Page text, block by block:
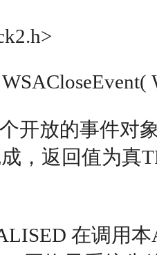
开放的事件对
，返回值为真
在调用